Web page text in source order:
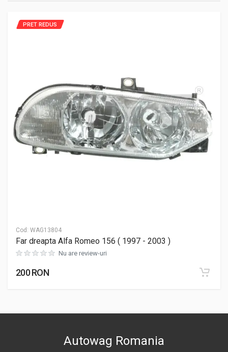
Cod: WAG13804
PRET REDUS
Far dreapta Alfa Romeo 156 ( 1997 - 2003 )
Nu are review-uri
200 RON
Autowag Romania